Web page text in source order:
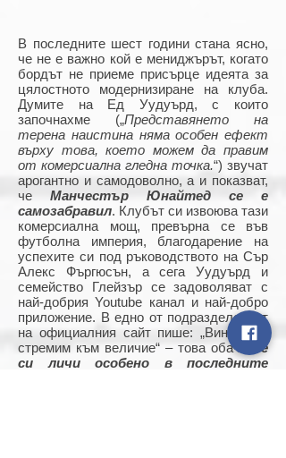
В последните шест години стана ясно,
че не е важно кой е мениджърът, когато
бордът не приеме присърце идеята за
цялостното модернизиране на клуба.
Думите на Ед Уудуърд, с които
започнахме („Представянето на
терена наистина няма особен ефект
върху това, което можем да правим
от комерсиална гледна точка.“) звучат
арогантно и самодоволно, а и показват,
че Манчестър Юнайтед се е
самозабравил. Клубът си извоюва тази
комерсиална мощ, превърна се във
футболна империя, благодарение на
успехите си под ръководството на Сър
Алекс Фъргюсън, а сега Уудуърд и
семейство Глейзър се задоволяват с
най-добрия Youtube канал и най-добро
приложение. В едно от подразделеният
на официалния сайт пише: „Винаги се
стремим към величие“ – това обаче
не
си личи особено в последните